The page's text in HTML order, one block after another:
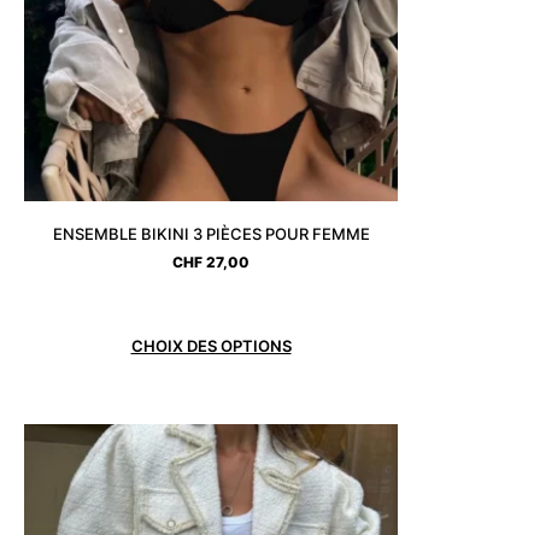
ENSEMBLE BIKINI 3 PIÈCES POUR FEMME
CHF 27,00
CHOIX DES OPTIONS